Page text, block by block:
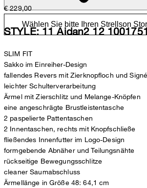
€ 229,00
STYLE: 11 Aidan2 12
SLIM FIT
Sakko im Einreiher-Design
fallendes Revers mit Zierknopfloch und
leichter Schulterverarbeitung
Ärmel mit Zierschlitz und Melange-Knöpfen
eine angeschrägte Brustleistentasche
2 paspelierte Pattentaschen
2 Innentaschen, rechts mit Knopfschließe
fließendes Innenfutter im Logo-Design
formgebende Abnäher und Teilungsnähte
rückseitige Bewegungsschlitze
cleaner Saumabschluss
Ärmellänge in Größe 48: 64,1 cm